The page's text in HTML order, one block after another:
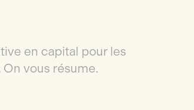
en capital pour les
vous résume.